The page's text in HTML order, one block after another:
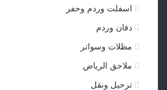
اسفلت وردم وحفر
دفان وردم
مظلات وسواتر
ملاحق الرياض
ترحيل ونقل